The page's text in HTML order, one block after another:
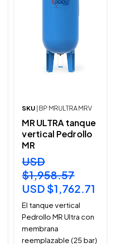
SKU | BP MRULTRA MRV
MR ULTRA tanque
vertical Pedrollo
MR
USD
$1,958.57
USD $1,762.71
El tanque vertical
Pedrollo MR Ultra con
membrana
reemplazable (25 bar)